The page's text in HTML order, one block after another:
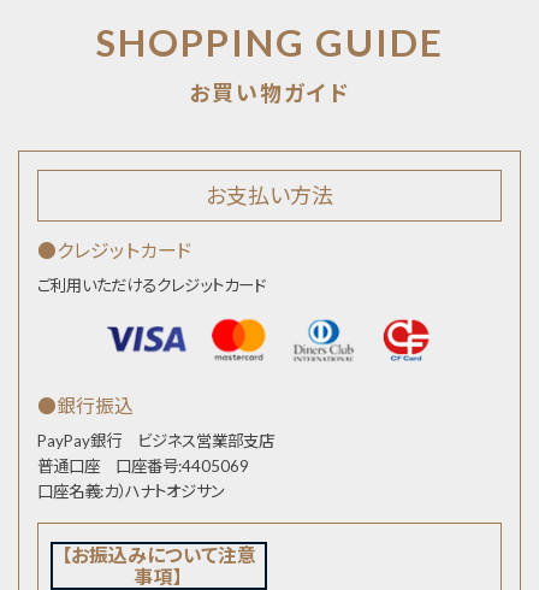
SHOPPING GUIDE
お支払い方法
●クレジットカード
ご利用いただけるクレジットカード
●銀行振込
PayPay銀行 ビジネス営業部支店
普通口座 口座番号:4405069
口座名義:カ）ハナトオジサン
【お振込みについて注意
事項】